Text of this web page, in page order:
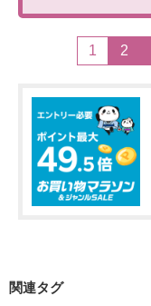
1 2
関連タグ